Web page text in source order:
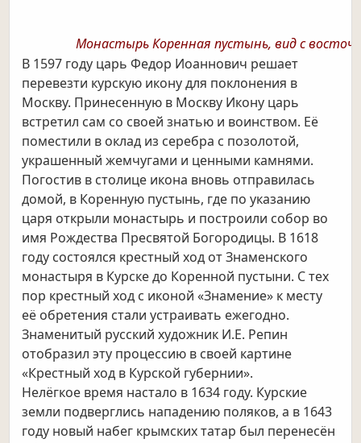
Монастырь Коренная пустынь, вид с
В 1597 году царь Федор Иоаннович решает
перевезти курскую икону для поклонения в
Москву. Принесенную в Москву Икону царь
встретил сам со своей знатью и воинством. Её
поместили в оклад из серебра с позолотой,
украшенный жемчугами и ценными камнями.
Погостив в столице икона вновь отправилась
домой, в Коренную пустынь, где по указанию
царя открыли монастырь и построили собор во
имя Рождества Пресвятой Богородицы. В 1618
году состоялся крестный ход от Знаменского
монастыря в Курске до Коренной пустыни. С тех
пор крестный ход с иконой «Знамение» к месту
её обретения стали устраивать ежегодно.
Знаменитый русский художник И.Е. Репин
отобразил эту процессию в своей картине
«Крестный ход в Курской губернии».
Нелёгкое время настало в 1634 году. Курские
земли подверглись нападению поляков, а в 1643
году новый набег крымских татар был перенесён